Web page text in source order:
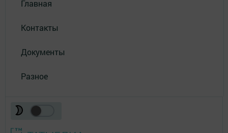
Главная
Контакты
Документы
Разное